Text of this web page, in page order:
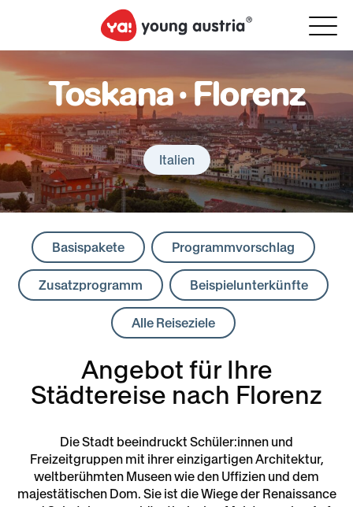
Toskana · Florenz
Italien
Basispakete Programmvorschlag
Zusatzprogramm Beispielunterkünfte
Alle Reiseziele
Angebot für Ihre
Städtereise nach Florenz
Die Stadt beeindruckt Schüler:innen und
Freizeitgruppen mit ihrer einzigartigen Architektur,
weltberühmten Museen wie den Uffizien und dem
majestätischen Dom. Sie ist die Wiege der Renaissance